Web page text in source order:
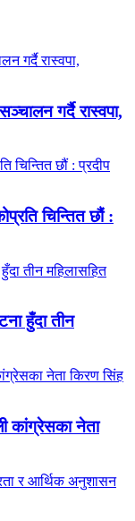
गर्दै रास्वपा,
चिन्तित छौं :
हुँदा तीन
कांग्रेसका नेता